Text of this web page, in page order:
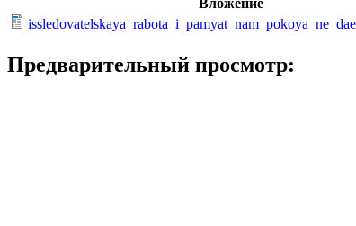
Предварительный просмотр: